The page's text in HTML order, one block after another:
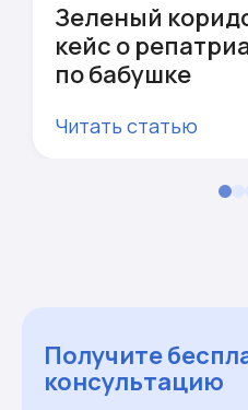
Зеленый
кейс о
по бабушке
Читать статью
Получите
консультацию